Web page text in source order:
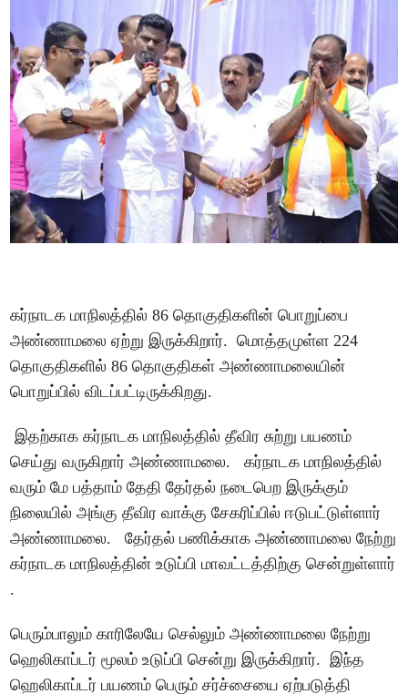
கர்நாடக மாநிலத்தில் 86 தொகுதிகளின் பொறுப்பை
அண்ணாமலை ஏற்று இருக்கிறார். மொத்தமுள்ள 224
தொகுதிகளில் 86 தொகுதிகள் அண்ணாமலையின்
பொறுப்பில் விடப்பட்டிருக்கிறது.
இதற்காக கர்நாடக மாநிலத்தில் தீவிர சுற்று பயணம்
செய்து வருகிறார் அண்ணாமலை. கர்நாடக மாநிலத்தில்
வரும் மே பத்தாம் தேதி தேர்தல் நடைபெற இருக்கும்
நிலையில் அங்கு தீவிர வாக்கு சேகரிப்பில் ஈடுபட்டுள்ளார்
அண்ணாமலை. தேர்தல் பணிக்காக அண்ணாமலை நேற்று
கர்நாடக மாநிலத்தின் உடுப்பி மாவட்டத்திற்கு சென்றுள்ளார்
.
பெரும்பாலும் காரிலேயே செல்லும் அண்ணாமலை நேற்று
ஹெலிகாப்டர் மூலம் உடுப்பி சென்று இருக்கிறார். இந்த
ஹெலிகாப்டர் பயணம் பெரும் சர்ச்சையை ஏற்படுத்தி